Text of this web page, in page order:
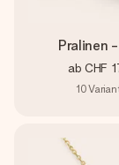
Pralinen
ab CHF
10